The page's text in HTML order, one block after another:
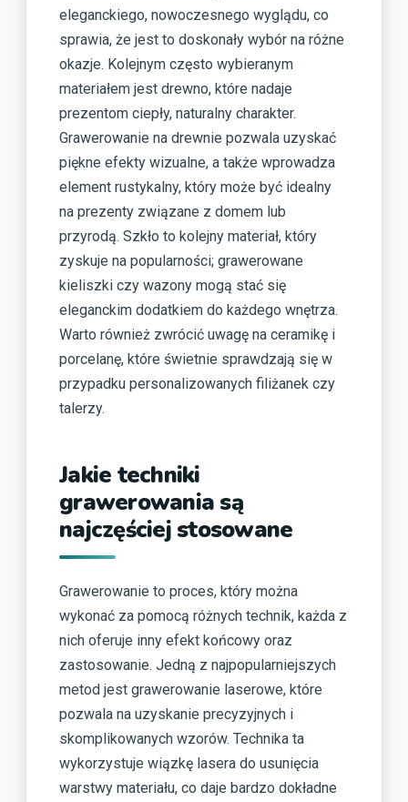
eleganckiego, nowoczesnego wyglądu, co
sprawia, że jest to doskonały wybór na różne
okazje. Kolejnym często wybieranym
materiałem jest drewno, które nadaje
prezentom ciepły, naturalny charakter.
Grawerowanie na drewnie pozwala uzyskać
piękne efekty wizualne, a także wprowadza
element rustykalny, który może być idealny
na prezenty związane z domem lub
przyrodą. Szkło to kolejny materiał, który
zyskuje na popularności; grawerowane
kieliszki czy wazony mogą stać się
eleganckim dodatkiem do każdego wnętrza.
Warto również zwrócić uwagę na ceramikę i
porcelanę, które świetnie sprawdzają się w
przypadku personalizowanych filiżanek czy
talerzy.
Jakie techniki
grawerowania są
najczęściej stosowane
Grawerowanie to proces, który można
wykonać za pomocą różnych technik, każda z
nich oferuje inny efekt końcowy oraz
zastosowanie. Jedną z najpopularniejszych
metod jest grawerowanie laserowe, które
pozwala na uzyskanie precyzyjnych i
skomplikowanych wzorów. Technika ta
wykorzystuje wiązkę lasera do usunięcia
warstwy materiału, co daje bardzo dokładne